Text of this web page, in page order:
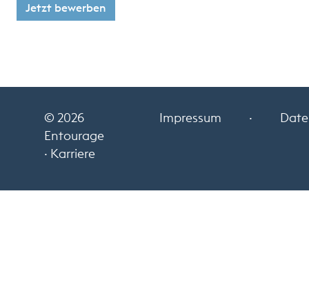
Jetzt bewerben
© 2026
Entourage
· Karriere
Impressum ·